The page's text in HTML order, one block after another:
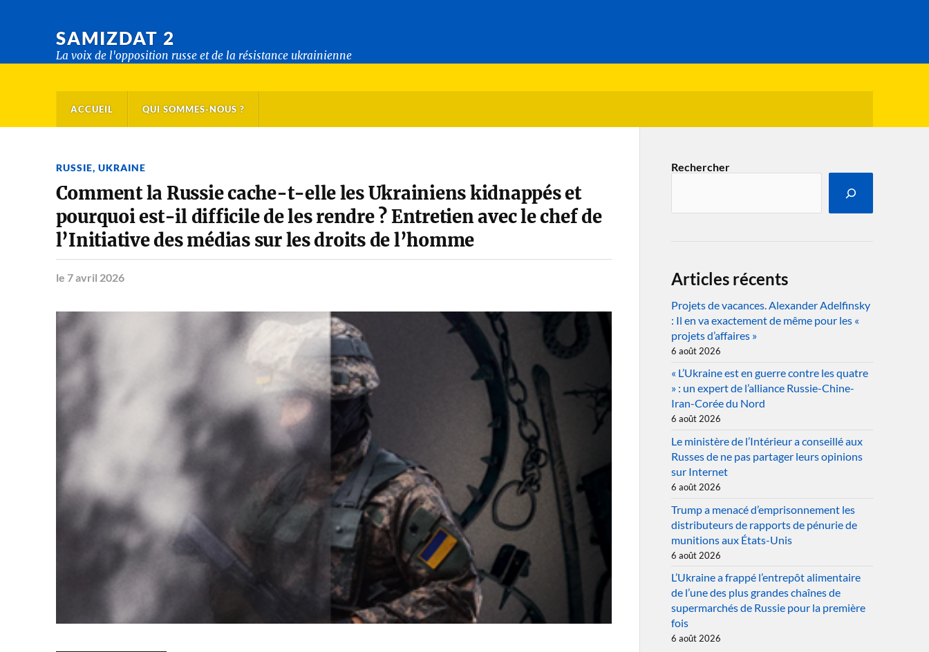
SAMIZDAT 2
La voix de l'opposition russe et de la résistance ukrainienne
ACCUEIL QUI SOMMES-NOUS ?
RUSSIE, UKRAINE
Comment la Russie cache-t-elle les Ukrainiens kidnappés et
pourquoi est-il difficile de les rendre ? Entretien avec le chef de
l’Initiative des médias sur les droits de l’homme
le 7 avril 2026
Rechercher
Articles récents
Projets de vacances. Alexander Adelfinsky
: Il en va exactement de même pour les «
projets d’affaires »
6 août 2026
« L’Ukraine est en guerre contre les quatre
» : un expert de l’alliance Russie-Chine-
Iran-Corée du Nord
6 août 2026
Le ministère de l’Intérieur a conseillé aux
Russes de ne pas partager leurs opinions
sur Internet
6 août 2026
Trump a menacé d’emprisonnement les
distributeurs de rapports de pénurie de
munitions aux États-Unis
6 août 2026
L’Ukraine a frappé l’entrepôt alimentaire
de l’une des plus grandes chaînes de
supermarchés de Russie pour la première
fois
6 août 2026